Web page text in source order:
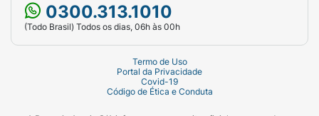
0300.313.1010
(Todo Brasil) Todos os dias, 06h às 00h
Termo de Uso
Portal da Privacidade
Covid-19
Código de Ética e Conduta